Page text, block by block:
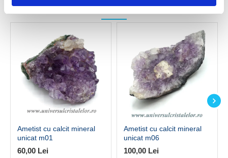
DIN ACEEASI CATEGORIE
Ametist cu calcit mineral
unicat m01
60,00 Lei
Ametist cu calcit mineral
unicat m06
100,00 Lei